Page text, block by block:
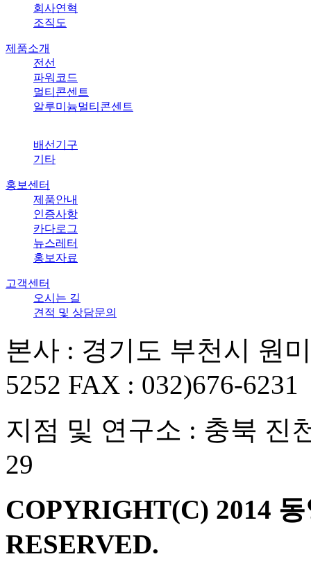
회사연혁
조직도
제품소개
전선
파워코드
멀티콘센트
알루미늄멀티콘센트
배선기구
기타
홍보센터
제품안내
인증사항
카다로그
뉴스레터
홍보자료
고객센터
오시는 길
견적 및 상담문의
본사 : 경기도 부천시 원
5252 FAX : 032)676-6231
지점 및 연구소 : 충북 진
29
COPYRIGHT(C) 2014
RESERVED.